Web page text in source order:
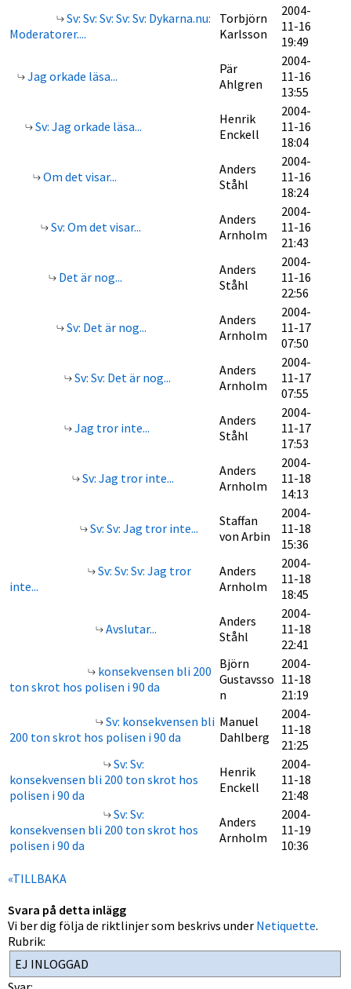
Sv: Sv: Sv: Sv: Sv: Dykarna.nu:
Moderatorer....
Torbjörn
Karlsson
2004-
11-16
19:49
Jag orkade läsa...
Pär
Ahlgren
2004-
11-16
13:55
Sv: Jag orkade läsa...
Henrik
Enckell
2004-
11-16
18:04
Om det visar...
Anders
Ståhl
2004-
11-16
18:24
Sv: Om det visar...
Anders
Arnholm
2004-
11-16
21:43
Det är nog...
Anders
Ståhl
2004-
11-16
22:56
Sv: Det är nog...
Anders
Arnholm
2004-
11-17
07:50
Sv: Sv: Det är nog...
Anders
Arnholm
2004-
11-17
07:55
Jag tror inte...
Anders
Ståhl
2004-
11-17
17:53
Sv: Jag tror inte...
Anders
Arnholm
2004-
11-18
14:13
Sv: Sv: Jag tror inte...
Staffan
von Arbin
2004-
11-18
15:36
Sv: Sv: Sv: Jag tror
inte...
Anders
Arnholm
2004-
11-18
18:45
Avslutar...
Anders
Ståhl
2004-
11-18
22:41
konsekvensen bli 200
ton skrot hos polisen i 90 da
Björn
Gustavsso
n
2004-
11-18
21:19
Sv: konsekvensen bli
200 ton skrot hos polisen i 90 da
Manuel
Dahlberg
2004-
11-18
21:25
Sv: Sv:
konsekvensen bli 200 ton skrot hos
polisen i 90 da
Henrik
Enckell
2004-
11-18
21:48
Sv: Sv:
konsekvensen bli 200 ton skrot hos
polisen i 90 da
Anders
Arnholm
2004-
11-19
10:36
«TILLBAKA
Svara på detta inlägg
Vi ber dig följa de riktlinjer som beskrivs under Netiquette.
Rubrik: